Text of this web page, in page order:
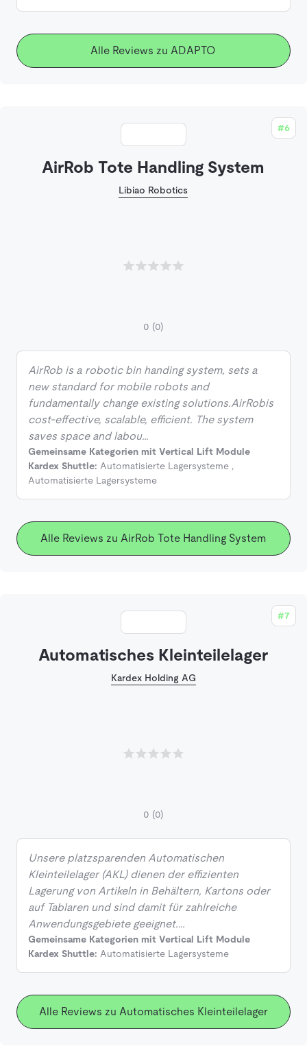
Alle Reviews zu ADAPTO
#6
AirRob Tote Handling System
Libiao Robotics
0 (0)
AirRob is a robotic bin handing system, sets a
new standard for mobile robots and
fundamentally change existing solutions.AirRobis
cost-effective, scalable, efficient. The system
saves space and labou…
Gemeinsame Kategorien mit Vertical Lift Module
Kardex Shuttle: Automatisierte Lagersysteme ,
Automatisierte Lagersysteme
Alle Reviews zu AirRob Tote Handling System
#7
Automatisches Kleinteilelager
Kardex Holding AG
0 (0)
Unsere platzsparenden Automatischen
Kleinteilelager (AKL) dienen der effizienten
Lagerung von Artikeln in Behältern, Kartons oder
auf Tablaren und sind damit für zahlreiche
Anwendungsgebiete geeignet.…
Gemeinsame Kategorien mit Vertical Lift Module
Kardex Shuttle: Automatisierte Lagersysteme
Alle Reviews zu Automatisches Kleinteilelager